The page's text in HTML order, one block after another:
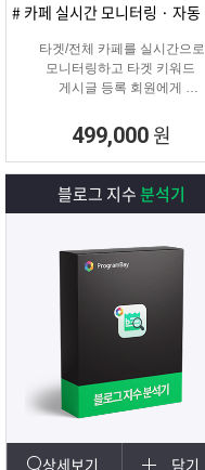
타겟/전체 카페를 실시간으로
모니터링하고 타겟 키워드
게시글 등록 회원에게
프로그램
499,000 원
블로그 지수분석기
상세보기 담기